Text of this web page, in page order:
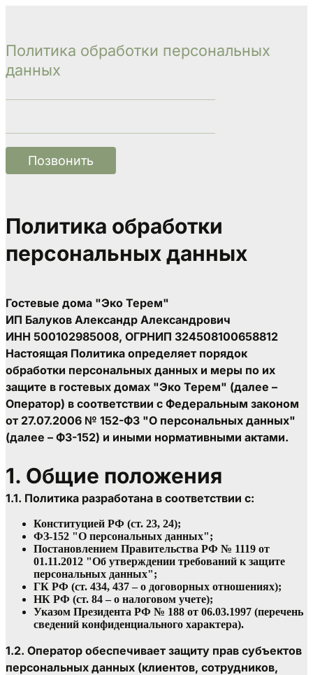
Политика обработки персональных
данных
Позвонить
Политика обработки
персональных данных
Гостевые дома "Эко Терем"
ИП Балуков Александр Александрович
ИНН 500102985008, ОГРНИП 324508100658812
Настоящая Политика определяет порядок
обработки персональных данных и меры по их
защите в гостевых домах "Эко Терем" (далее –
Оператор) в соответствии с Федеральным законом
от 27.07.2006 № 152-ФЗ "О персональных данных"
(далее – ФЗ-152) и иными нормативными актами.
1. Общие положения
1.1. Политика разработана в соответствии с:
Конституцией РФ (ст. 23, 24);
ФЗ-152 "О персональных данных";
Постановлением Правительства РФ № 1119 от
01.11.2012 "Об утверждении требований к защите
персональных данных";
ГК РФ (ст. 434, 437 – о договорных отношениях);
НК РФ (ст. 84 – о налоговом учете);
Указом Президента РФ № 188 от 06.03.1997 (перечень
сведений конфиденциального характера).
1.2. Оператор обеспечивает защиту прав субъектов
персональных данных (клиентов, сотрудников,